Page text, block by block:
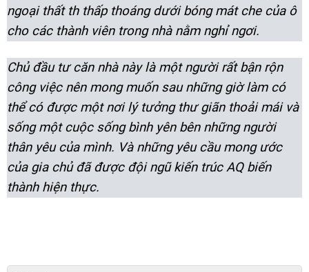
ngoại thất ththấp thoáng dưới bóng mát che của ô
cho các thành viên trong nhà nằm nghỉ ngơi.
Chủ đầu tư căn nhà này là một người rất bận rộn
công việc nên mong muốn sau những giờ làm có
thể có được một nơi lý tưởng thư giãn thoải mái và
sống một cuộc sống bình yên bên những người
thân yêu của mình. Và những yêu cầu mong ước
của gia chủ đã được đội ngũ kiến trúc AQ biến
thành hiện thực.